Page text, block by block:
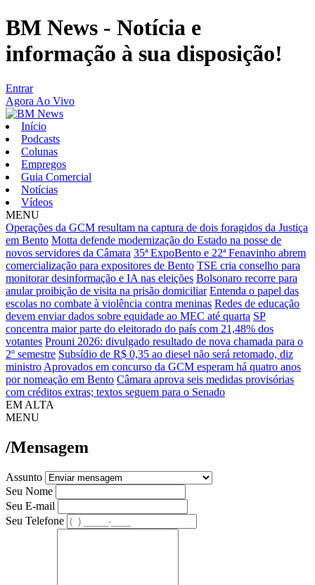
BM News - Notícia e
informação à sua disposição!
Entrar
Agora Ao Vivo
Início
Podcasts
Colunas
Empregos
Guia Comercial
Notícias
Vídeos
MENU
Operações da GCM resultam na captura de dois foragidos da Justiça
em Bento Motta defende modernização do Estado na posse de
novos servidores da Câmara 35ª ExpoBento e 22ª Fenavinho abrem
comercialização para expositores de Bento TSE cria conselho para
monitorar desinformação e IA nas eleições Bolsonaro recorre para
anular proibição de visita na prisão domiciliar Entenda o papel das
escolas no combate à violência contra meninas Redes de educação
devem enviar dados sobre equidade ao MEC até quarta SP
concentra maior parte do eleitorado do país com 21,48% dos
votantes Prouni 2026: divulgado resultado de nova chamada para o
2º semestre Subsídio de R$ 0,35 ao diesel não será retomado, diz
ministro Aprovados em concurso da GCM esperam há quatro anos
por nomeação em Bento Câmara aprova seis medidas provisórias
com créditos extras; textos seguem para o Senado
EM ALTA
MENU
/Mensagem
Assunto
Seu Nome
Seu E-mail
Seu Telefone